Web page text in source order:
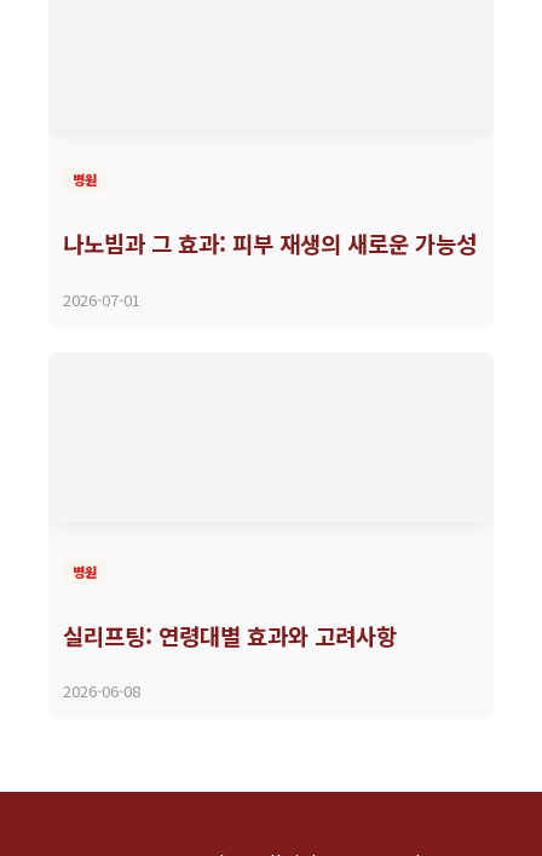
병원
나노빔과 그 효과: 피부 재생의 새로운 가능성
2026-07-01
병원
실리프팅: 연령대별 효과와 고려사항
2026-06-08